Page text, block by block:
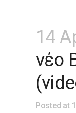
14
νέο
Posted at